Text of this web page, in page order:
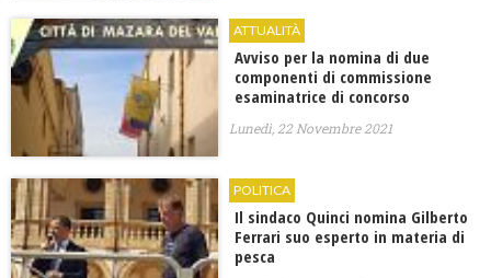
ATTUALITÀ
Avviso per la nomina di due
componenti di commissione
esaminatrice di concorso
Lunedì, 22 Novembre 2021
POLITICA
Il sindaco Quinci nomina Gilberto
Ferrari suo esperto in materia di
pesca